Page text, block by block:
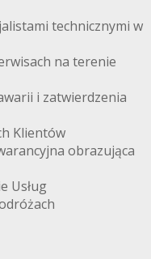
technicznymi w
na terenie
i zatwierdzenia
Klientów
obrazująca
Usług